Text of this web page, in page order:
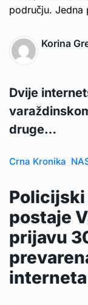
Korina
Dvije
druge…
Crna Kronika
postaje
prijavu